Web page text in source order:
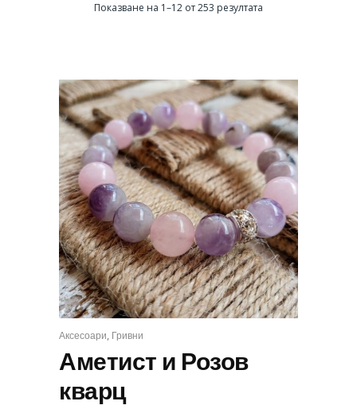
Показване на 1–12 от 253 резултата
КУПИ
Аксесоари, Гривни
Аметист и Розов
кварц